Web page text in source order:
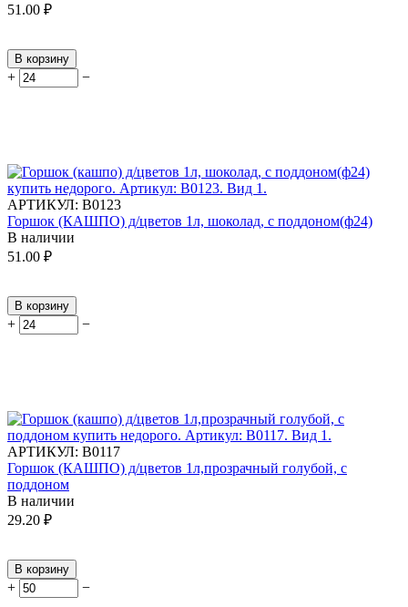
51.00 ₽
В корзину
+ −
АРТИКУЛ: В0123
Горшок (КАШПО) д/цветов 1л, шоколад, с поддоном(ф24)
В наличии
51.00 ₽
В корзину
+ −
АРТИКУЛ: В0117
Горшок (КАШПО) д/цветов 1л,прозрачный голубой, с
поддоном
В наличии
29.20 ₽
В корзину
+ −